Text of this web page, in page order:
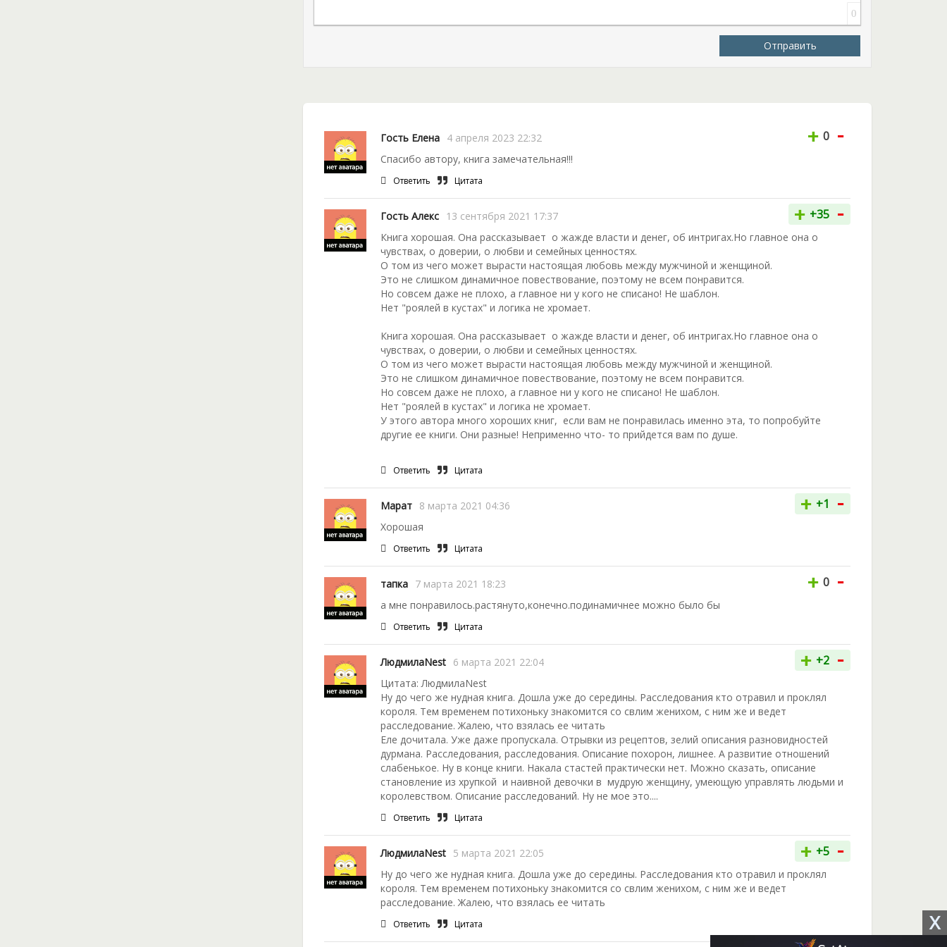
0
Отправить
Гость Елена 4 апреля 2023 22:32 + 0 -
Спасибо автору, книга замечательная!!!
Ответить Цитата
Гость Алекс 13 сентября 2021 17:37 + +35 -
Книга хорошая. Она рассказывает о жажде власти и денег, об интригах.Но главное она о
чувствах, о доверии, о любви и семейных ценностях.
О том из чего может вырасти настоящая любовь между мужчиной и женщиной.
Это не слишком динамичное повествование, поэтому не всем понравится.
Но совсем даже не плохо, а главное ни у кого не списано! Не шаблон.
Нет "роялей в кустах" и логика не хромает.
Книга хорошая. Она рассказывает о жажде власти и денег, об интригах.Но главное она о
чувствах, о доверии, о любви и семейных ценностях.
О том из чего может вырасти настоящая любовь между мужчиной и женщиной.
Это не слишком динамичное повествование, поэтому не всем понравится.
Но совсем даже не плохо, а главное ни у кого не списано! Не шаблон.
Нет "роялей в кустах" и логика не хромает.
У этого автора много хороших книг, если вам не понравилась именно эта, то попробуйте
другие ее книги. Они разные! Неприменно что- то прийдется вам по душе.
Ответить Цитата
Марат 8 марта 2021 04:36 + +1 -
Хорошая
Ответить Цитата
тапка 7 марта 2021 18:23 + 0 -
а мне понравилось.растянуто,конечно.подинамичнее можно было бы
Ответить Цитата
ЛюдмилаNest 6 марта 2021 22:04 + +2 -
Цитата: ЛюдмилаNest
Ну до чего же нудная книга. Дошла уже до середины. Расследования кто отравил и проклял
короля. Тем временем потихоньку знакомится со свлим женихом, с ним же и ведет
расследование. Жалею, что взялась ее читать
Еле дочитала. Уже даже пропускала. Отрывки из рецептов, зелий описания разновидностей
дурмана. Расследования, расследования. Описание похорон, лишнее. А развитие отношений
слабенькое. Ну в конце книги. Накала стастей практически нет. Можно сказать, описание
становление из хрупкой и наивной девочки в мудрую женщину, умеющую управлять людьми и
королевством. Описание расследований. Ну не мое это....
Ответить Цитата
ЛюдмилаNest 5 марта 2021 22:05 + +5 -
Ну до чего же нудная книга. Дошла уже до середины. Расследования кто отравил и проклял
короля. Тем временем потихоньку знакомится со свлим женихом, с ним же и ведет
расследование. Жалею, что взялась ее читать
Ответить Цитата X